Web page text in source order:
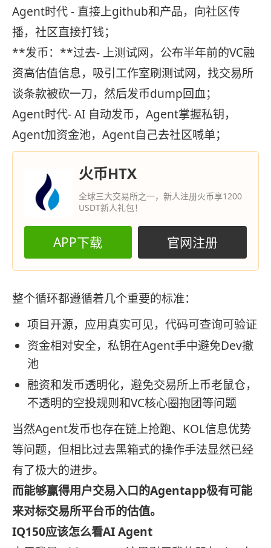
Agent时代 - 直接上github和产品，向社区传
播，社区直接打钱；
**发币：**过去- 上测试网，公布半年前的VC融
资高估值信息，吸引工作室刷测试网，找交易所
谈条款被砍一刀，然后发币dump回血；
Agent时代- AI 自动发币，Agent掌握私钥，
Agent加资金池，Agent自己去社区喊单；
火币HTX
全球三大交易所之一，新人注册火币享1200
USDT新人礼包！
APP下载 官网注册
整个循环都遵循着几个重要的标准：
项目开源，应用真实可见，代码可查询可验证
资金相对安全，私钥在Agent手中避免Dev撤
池
融资和发币透明化，避免交易所上币老鼠仓，
不透明的空投规则和VC核心圈抱团等问题
当然Agent发币也存在链上抢跑、KOL信息优势
等问题，但相比过去黑箱式的操作手法显然已经
有了极大的进步。
而能够赢得用户交易入口的Agentapp极有可能
来对标交易所平台币的估值。
IQ150应该怎么看AI Agent